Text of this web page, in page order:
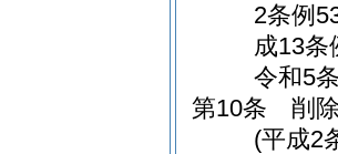
2条例
成13条
令和5
第10条
削
(平成2